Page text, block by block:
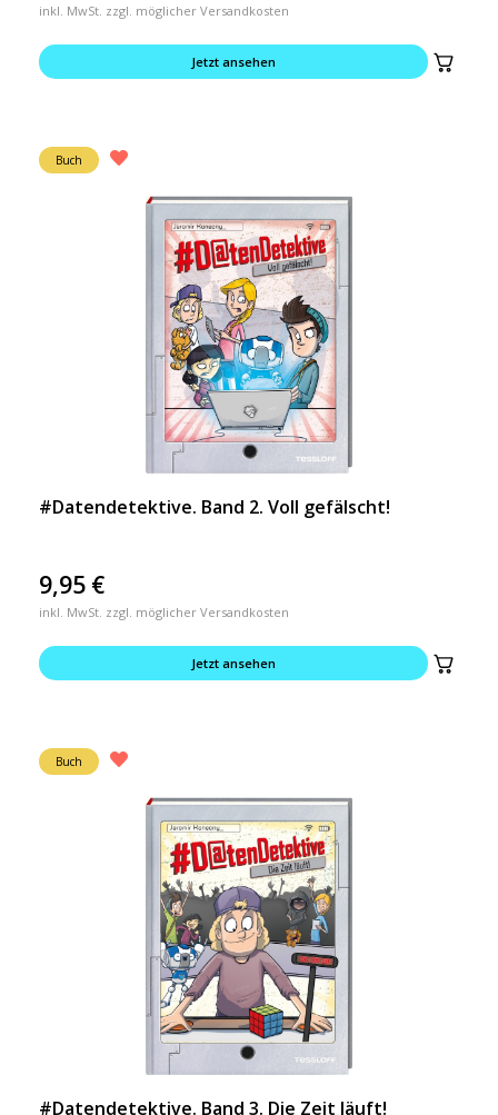
inkl. MwSt. zzgl. möglicher Versandkosten
Jetzt ansehen
Buch
#Datendetektive. Band 2. Voll gefälscht!
9,95 €
inkl. MwSt. zzgl. möglicher Versandkosten
Jetzt ansehen
Buch
#Datendetektive. Band 3. Die Zeit läuft!